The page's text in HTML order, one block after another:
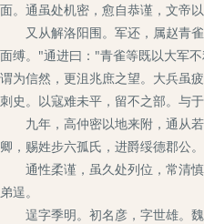
面。通虽处机密，愈自恭谨，文帝
又从解洛阳围。军还，属赵青雀
面缚。"通进曰："青雀等既以大军
谓为信然，更沮兆庶之望。大兵虽
刺史。以寇难未平，留不之部。与
九年，高仲密以地来附，通从若
卿，赐姓步六孤氏，进爵绥德郡公
通性柔谨，虽久处列位，常清慎
弟逞。
逞字季明。初名彦，字世雄。魏